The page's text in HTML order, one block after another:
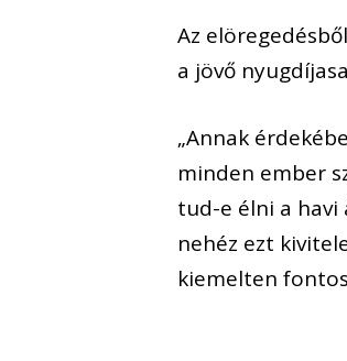
Az
a jövő
„Annak
minden ember
tud-e élni a havi
nehéz ezt
kiemelten